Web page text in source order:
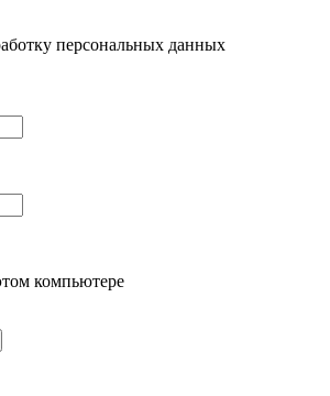
персональных данных
компьютере